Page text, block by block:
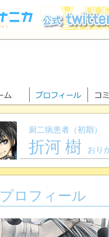
厨二病患者（初期）
折河 樹 おり
プロフィール